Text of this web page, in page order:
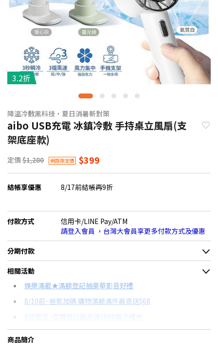
3.2折
降溫冷敷黑科技，夏日消暑新對策
aibo USB充電 冰鎮冷敷 手持桌立風扇(支
架底座款)
定價 $1,280 網路限定價 $399
結帳享優惠 8/17前結帳再9折
付款方式
信用卡/LINE Pay/ATM
請登入會員 ，台灣大會員享更多付款方式及優惠
分期付款
＊實際可分期數、適用利率，請以購物車顯示為主
信用卡分期
分期數 每期金額 配合銀行/業者
相關活動
娛樂滿載★滿額登記抽豪華影音好禮
8/10前~爸氣加碼 購物滿額滿件最高送$68
8月限定~首購登記最高領$888電子禮券
台灣大哥大Open Possible聯名卡滿額最高回饋25%
商品簡介